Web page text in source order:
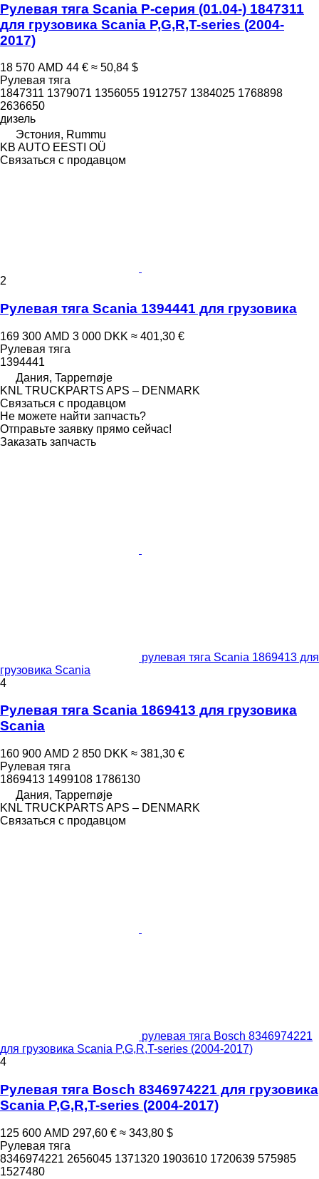
Рулевая тяга Scania P-серия (01.04-) 1847311
для грузовика Scania P,G,R,T-series (2004-
2017)
18 570 AMD 44 € ≈ 50,84 $
Рулевая тяга
1847311 1379071 1356055 1912757 1384025 1768898
2636650
дизель
Эстония, Rummu
KB AUTO EESTI OÜ
Связаться с продавцом
2
Рулевая тяга Scania 1394441 для грузовика
169 300 AMD 3 000 DKK ≈ 401,30 €
Рулевая тяга
1394441
Дания, Tappernøje
KNL TRUCKPARTS APS – DENMARK
Связаться с продавцом
Не можете найти запчасть?
Отправьте заявку прямо сейчас!
Заказать запчасть
рулевая тяга Scania 1869413 для
грузовика Scania
4
Рулевая тяга Scania 1869413 для грузовика
Scania
160 900 AMD 2 850 DKK ≈ 381,30 €
Рулевая тяга
1869413 1499108 1786130
Дания, Tappernøje
KNL TRUCKPARTS APS – DENMARK
Связаться с продавцом
рулевая тяга Bosch 8346974221
для грузовика Scania P,G,R,T-series (2004-2017)
4
Рулевая тяга Bosch 8346974221 для грузовика
Scania P,G,R,T-series (2004-2017)
125 600 AMD 297,60 € ≈ 343,80 $
Рулевая тяга
8346974221 2656045 1371320 1903610 1720639 575985
1527480